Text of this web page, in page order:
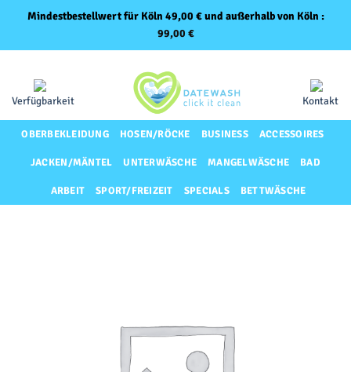
Mindestbestellwert für Köln 49,00 € und außerhalb von Köln :
99,00 €
springen
Verfügbarkeit Kontakt
OBERBEKLEIDUNG HOSEN/RÖCKE BUSINESS ACCESSOIRES
JACKEN/MÄNTEL UNTERWÄSCHE MANGELWÄSCHE BAD
ARBEIT SPORT/FREIZEIT SPECIALS BETTWÄSCHE